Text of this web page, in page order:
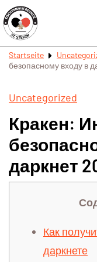
Startseite
безопасному входу в
Uncategorized
Кракен:
даркнет
Как
даркнете